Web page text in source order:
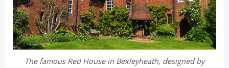
The famous Red House in Bexleyheath, designed by